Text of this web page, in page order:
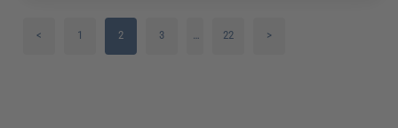
< 1 2 3 … 22 >